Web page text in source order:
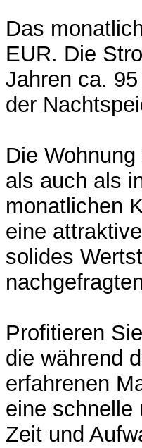
Das
EUR. Die
Jahren ca.
der
Die
als auch als
monatlichen
eine
solides
Profitieren
die während
erfahrenen
eine schnelle
Zeit und